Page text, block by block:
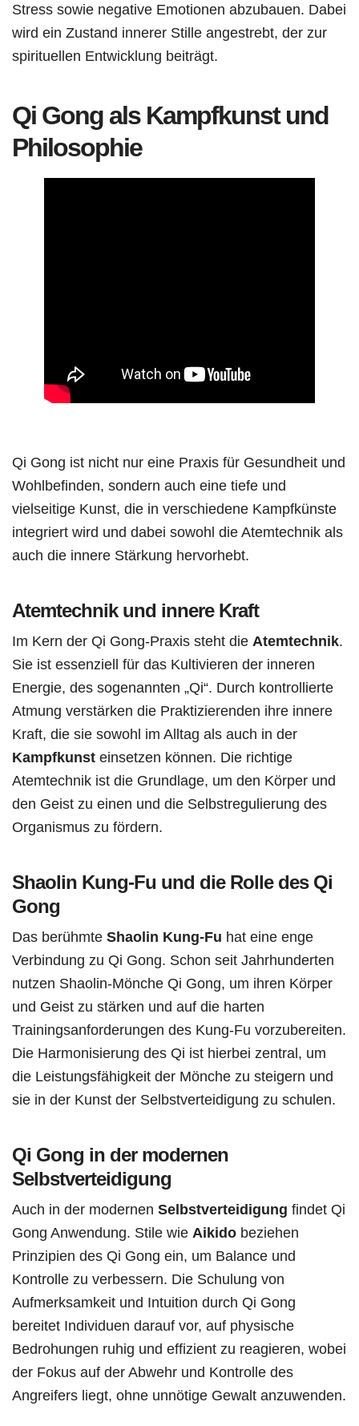
Stress sowie negative Emotionen abzubauen. Dabei
wird ein Zustand innerer Stille angestrebt, der zur
spirituellen Entwicklung beiträgt.
Qi Gong als Kampfkunst und
Philosophie
Qi Gong ist nicht nur eine Praxis für Gesundheit und
Wohlbefinden, sondern auch eine tiefe und
vielseitige Kunst, die in verschiedene Kampfkünste
integriert wird und dabei sowohl die Atemtechnik als
auch die innere Stärkung hervorhebt.
Atemtechnik und innere Kraft
Im Kern der Qi Gong-Praxis steht die Atemtechnik.
Sie ist essenziell für das Kultivieren der inneren
Energie, des sogenannten „Qi“. Durch kontrollierte
Atmung verstärken die Praktizierenden ihre innere
Kraft, die sie sowohl im Alltag als auch in der
Kampfkunst einsetzen können. Die richtige
Atemtechnik ist die Grundlage, um den Körper und
den Geist zu einen und die Selbstregulierung des
Organismus zu fördern.
Shaolin Kung-Fu und die Rolle des Qi
Gong
Das berühmte Shaolin Kung-Fu hat eine enge
Verbindung zu Qi Gong. Schon seit Jahrhunderten
nutzen Shaolin-Mönche Qi Gong, um ihren Körper
und Geist zu stärken und auf die harten
Trainingsanforderungen des Kung-Fu vorzubereiten.
Die Harmonisierung des Qi ist hierbei zentral, um
die Leistungsfähigkeit der Mönche zu steigern und
sie in der Kunst der Selbstverteidigung zu schulen.
Qi Gong in der modernen
Selbstverteidigung
Auch in der modernen Selbstverteidigung findet Qi
Gong Anwendung. Stile wie Aikido beziehen
Prinzipien des Qi Gong ein, um Balance und
Kontrolle zu verbessern. Die Schulung von
Aufmerksamkeit und Intuition durch Qi Gong
bereitet Individuen darauf vor, auf physische
Bedrohungen ruhig und effizient zu reagieren, wobei
der Fokus auf der Abwehr und Kontrolle des
Angreifers liegt, ohne unnötige Gewalt anzuwenden.